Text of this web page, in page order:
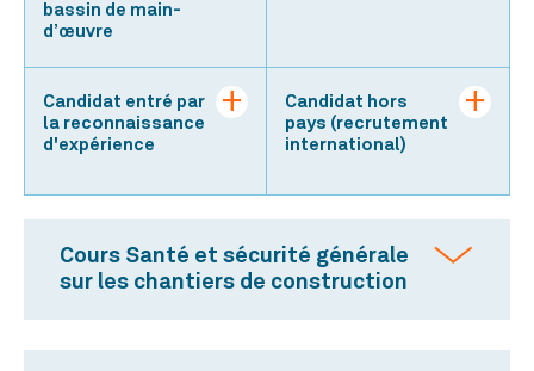
bassin de main-
d’œuvre
Candidat entré par
la reconnaissance
d'expérience
Candidat hors
pays (recrutement
international)
Cours Santé et sécurité générale
sur les chantiers de construction